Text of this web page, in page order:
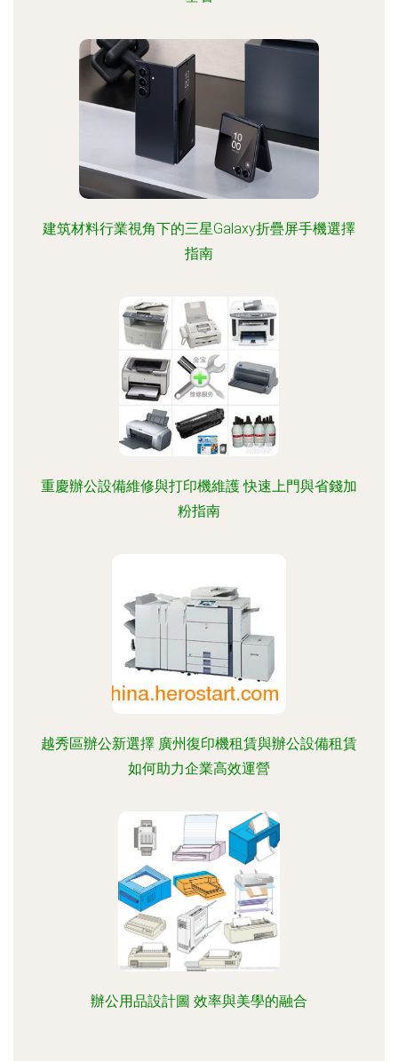
建筑材料行業視角下的三星Galaxy折疊屏手機選擇
指南
重慶辦公設備維修與打印機維護 快速上門與省錢加
粉指南
越秀區辦公新選擇 廣州復印機租賃與辦公設備租賃
如何助力企業高效運營
辦公用品設計圖 效率與美學的融合